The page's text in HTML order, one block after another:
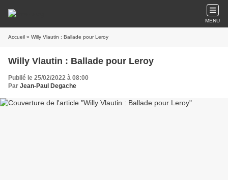
MENU
Accueil » Willy Vlautin : Ballade pour Leroy
Willy Vlautin : Ballade pour Leroy
Publié le 25/02/2022 à 08:00
Par Jean-Paul Degache